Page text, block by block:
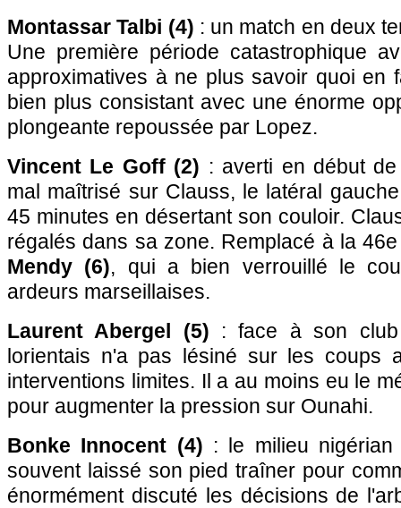
Montassar Talbi (4) : un match en deux
Une première période catastrophique
approximatives à ne plus savoir quoi en
bien plus consistant avec une énorme
plongeante repoussée par Lopez.
Vincent Le Goff (2) : averti en début
mal maîtrisé sur Clauss, le latéral
45 minutes en désertant son couloir.
régalés dans sa zone. Remplacé à la
Mendy (6), qui a bien verrouillé le
ardeurs marseillaises.
Laurent Abergel (5) : face à son
lorientais n'a pas lésiné sur les coups
interventions limites. Il a au moins eu le
pour augmenter la pression sur Ounahi.
Bonke Innocent (4) : le milieu
souvent laissé son pied traîner pour
énormément discuté les décisions de